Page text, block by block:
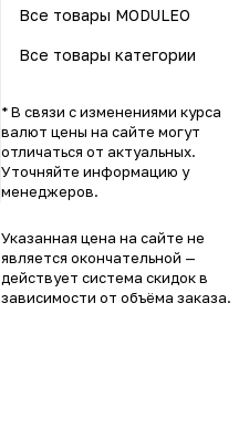
Все товары MODULEO
Все товары категории
* В связи с изменениями курса
валют цены на сайте могут
отличаться от актуальных.
Уточняйте информацию у
менеджеров.
Указанная цена на сайте не
является окончательной —
действует система скидок в
зависимости от объёма заказа.